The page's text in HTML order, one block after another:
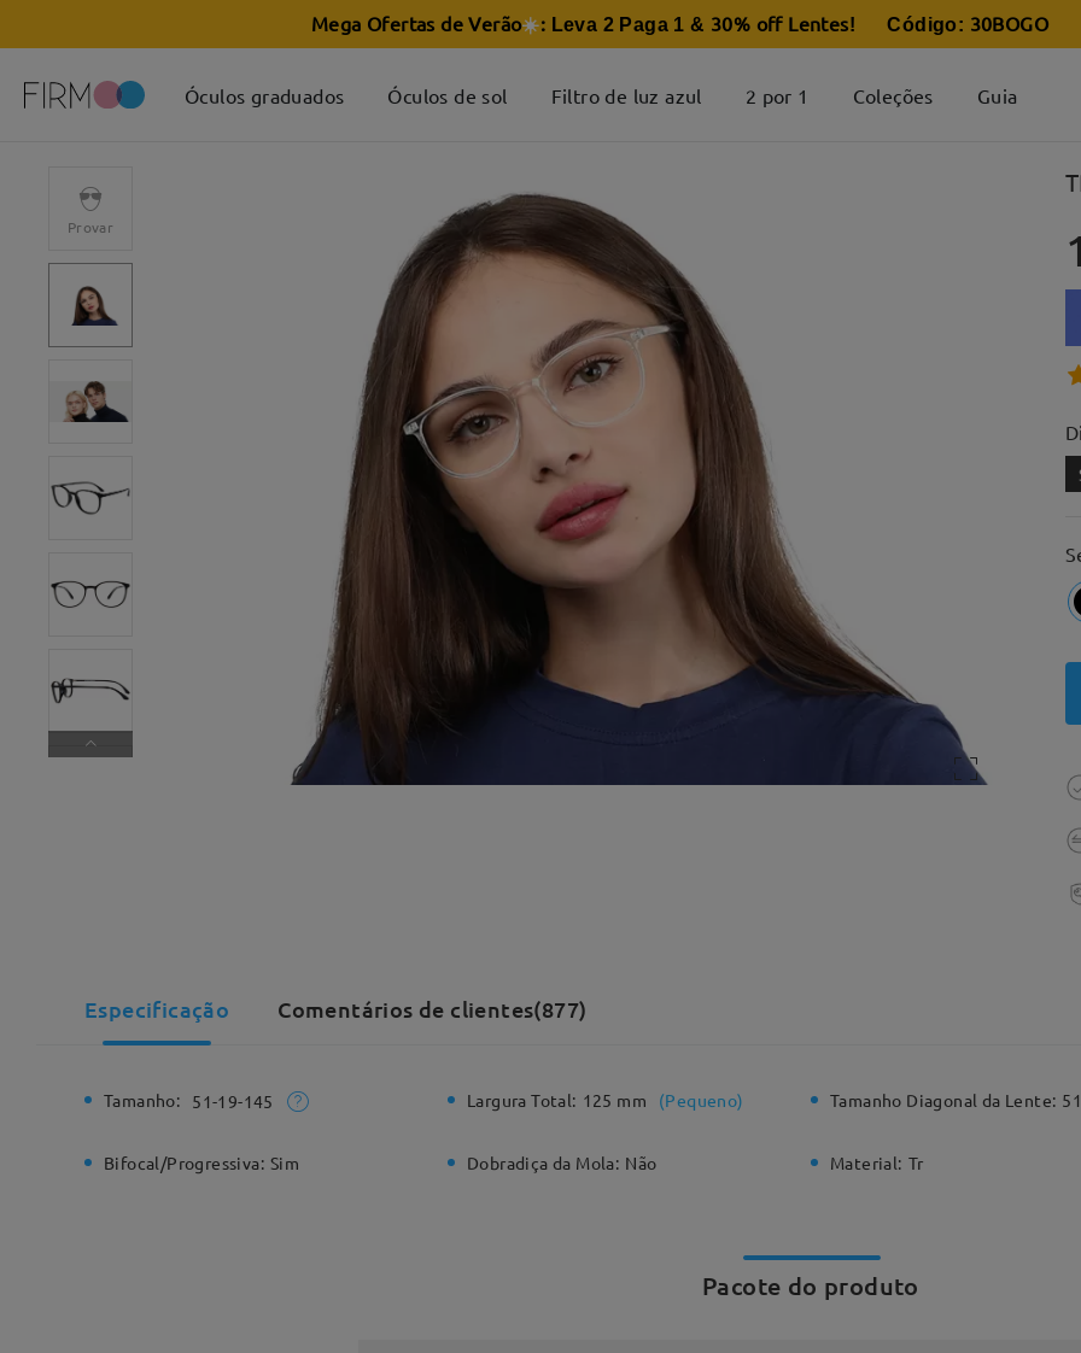
Mega Ofertas de Verão☀️: Leva 2 Paga 1 & 30% off Lentes! Código: 30BOGO
Óculos graduados Óculos de sol Filtro de luz azul 2 por 1 Coleções Guia
Provar
Especificação Comentários de clientes(877)
Tamanho: 51-19-145 Largura Total: 125 mm (Pequeno) Tamanho Diagonal da Lente:
Bifocal/Progressiva: Sim Dobradiça da Mola: Não Material: Tr
Pacote do produto